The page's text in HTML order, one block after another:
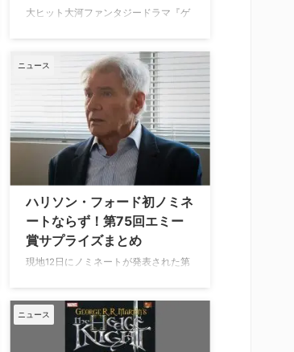
なったと報告。『N …
大ヒット大河ファンタジードラマ『ゲ
主要キャストが、シーズン2の撮影終
了を報告した。 撮影終了を報告 9月28
日（木）、シーズン1でコーリス・ヴ
ェラリオン役を演じたスティーヴ・ト
ゥーサントが自身のInstagramを更新
し、「CAST#5」と紙が貼られたトレ
ーラーと、白髪のドレッドヘアのウィ
ッグを身に着けた自身の画像、そして
は、「スティーヴの撮影は終了だ！
これほど卓越した人たちと仕事ができ
るなんて、なんて …
ニュース
ハリソン・フォード初ノミネ
ートならず！第75回エミー
賞サプライズまとめ
現地12日にノミネートが発表された第
の選出をめぐっていくつかの予想外が
起きている。 複数部門で候補入りした
人もいる中、映画スターは苦戦… 近年
ニュース